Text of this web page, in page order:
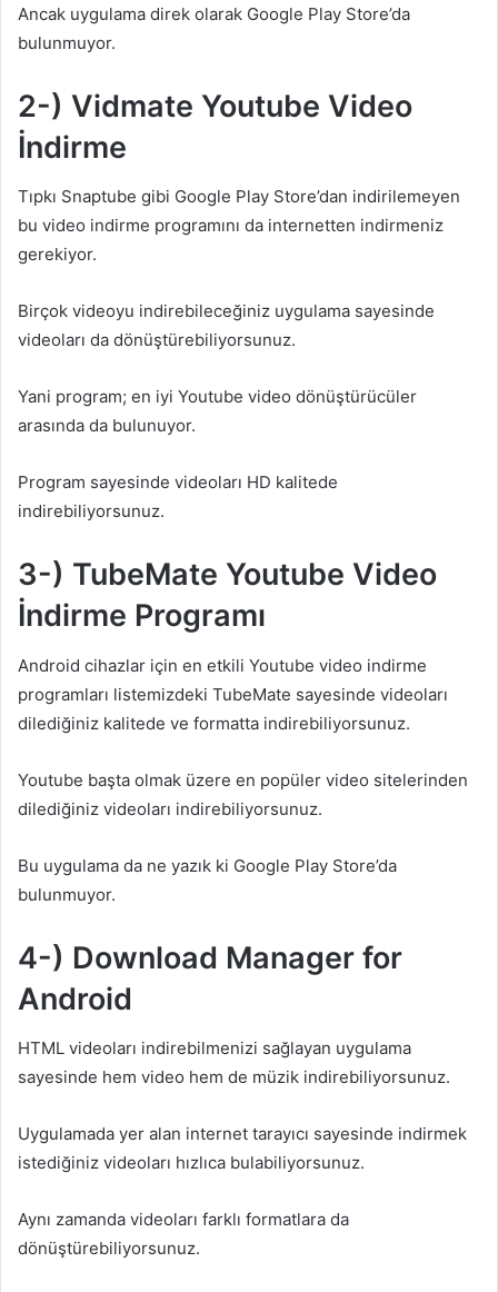
Ancak uygulama direk olarak Google Play Store’da
bulunmuyor.
2-) Vidmate Youtube Video
İndirme
Tıpkı Snaptube gibi Google Play Store’dan indirilemeyen
bu video indirme programını da internetten indirmeniz
gerekiyor.
Birçok videoyu indirebileceğiniz uygulama sayesinde
videoları da dönüştürebiliyorsunuz.
Yani program; en iyi Youtube video dönüştürücüler
arasında da bulunuyor.
Program sayesinde videoları HD kalitede
indirebiliyorsunuz.
3-) TubeMate Youtube Video
İndirme Programı
Android cihazlar için en etkili Youtube video indirme
programları listemizdeki TubeMate sayesinde videoları
dilediğiniz kalitede ve formatta indirebiliyorsunuz.
Youtube başta olmak üzere en popüler video sitelerinden
dilediğiniz videoları indirebiliyorsunuz.
Bu uygulama da ne yazık ki Google Play Store’da
bulunmuyor.
4-) Download Manager for
Android
HTML videoları indirebilmenizi sağlayan uygulama
sayesinde hem video hem de müzik indirebiliyorsunuz.
Uygulamada yer alan internet tarayıcı sayesinde indirmek
istediğiniz videoları hızlıca bulabiliyorsunuz.
Aynı zamanda videoları farklı formatlara da
dönüştürebiliyorsunuz.